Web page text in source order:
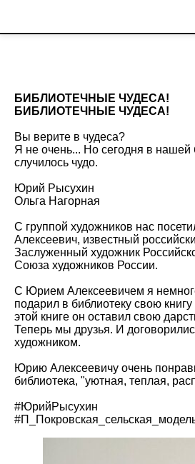
БИБЛИОТЕЧНЫЕ ЧУДЕСА!
БИБЛИОТЕЧНЫЕ ЧУДЕСА!
Вы верите в чудеса?
Я не очень... Но сегодня в нашей
случилось чудо.
Юрий Рысухин
Ольга Нагорная
С группой художников нас
Алексеевич, известный
Заслуженный художник
Союза художников России.
С Юрием Алексеевичем я
подарил в библиотеку свою
этой книге он оставил свою
Теперь мы друзья. И
художником.
Юрию Алексеевичу очень
библиотека, "уютная, теплая,
#ЮрийРысухин